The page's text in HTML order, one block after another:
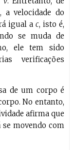
a velocidade do
igual ac, isto é,
se muda de
ele tem sido
verificações
de um corpo é
No entanto,
afirma que
movendo com